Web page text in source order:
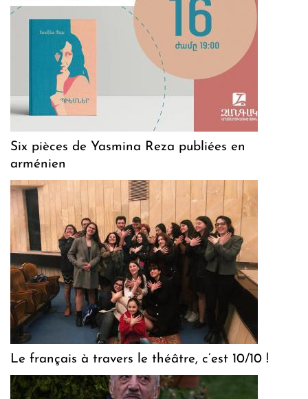
Six pièces de Yasmina Reza publiées en
arménien
Le français à travers le théâtre, c’est 10/10 !